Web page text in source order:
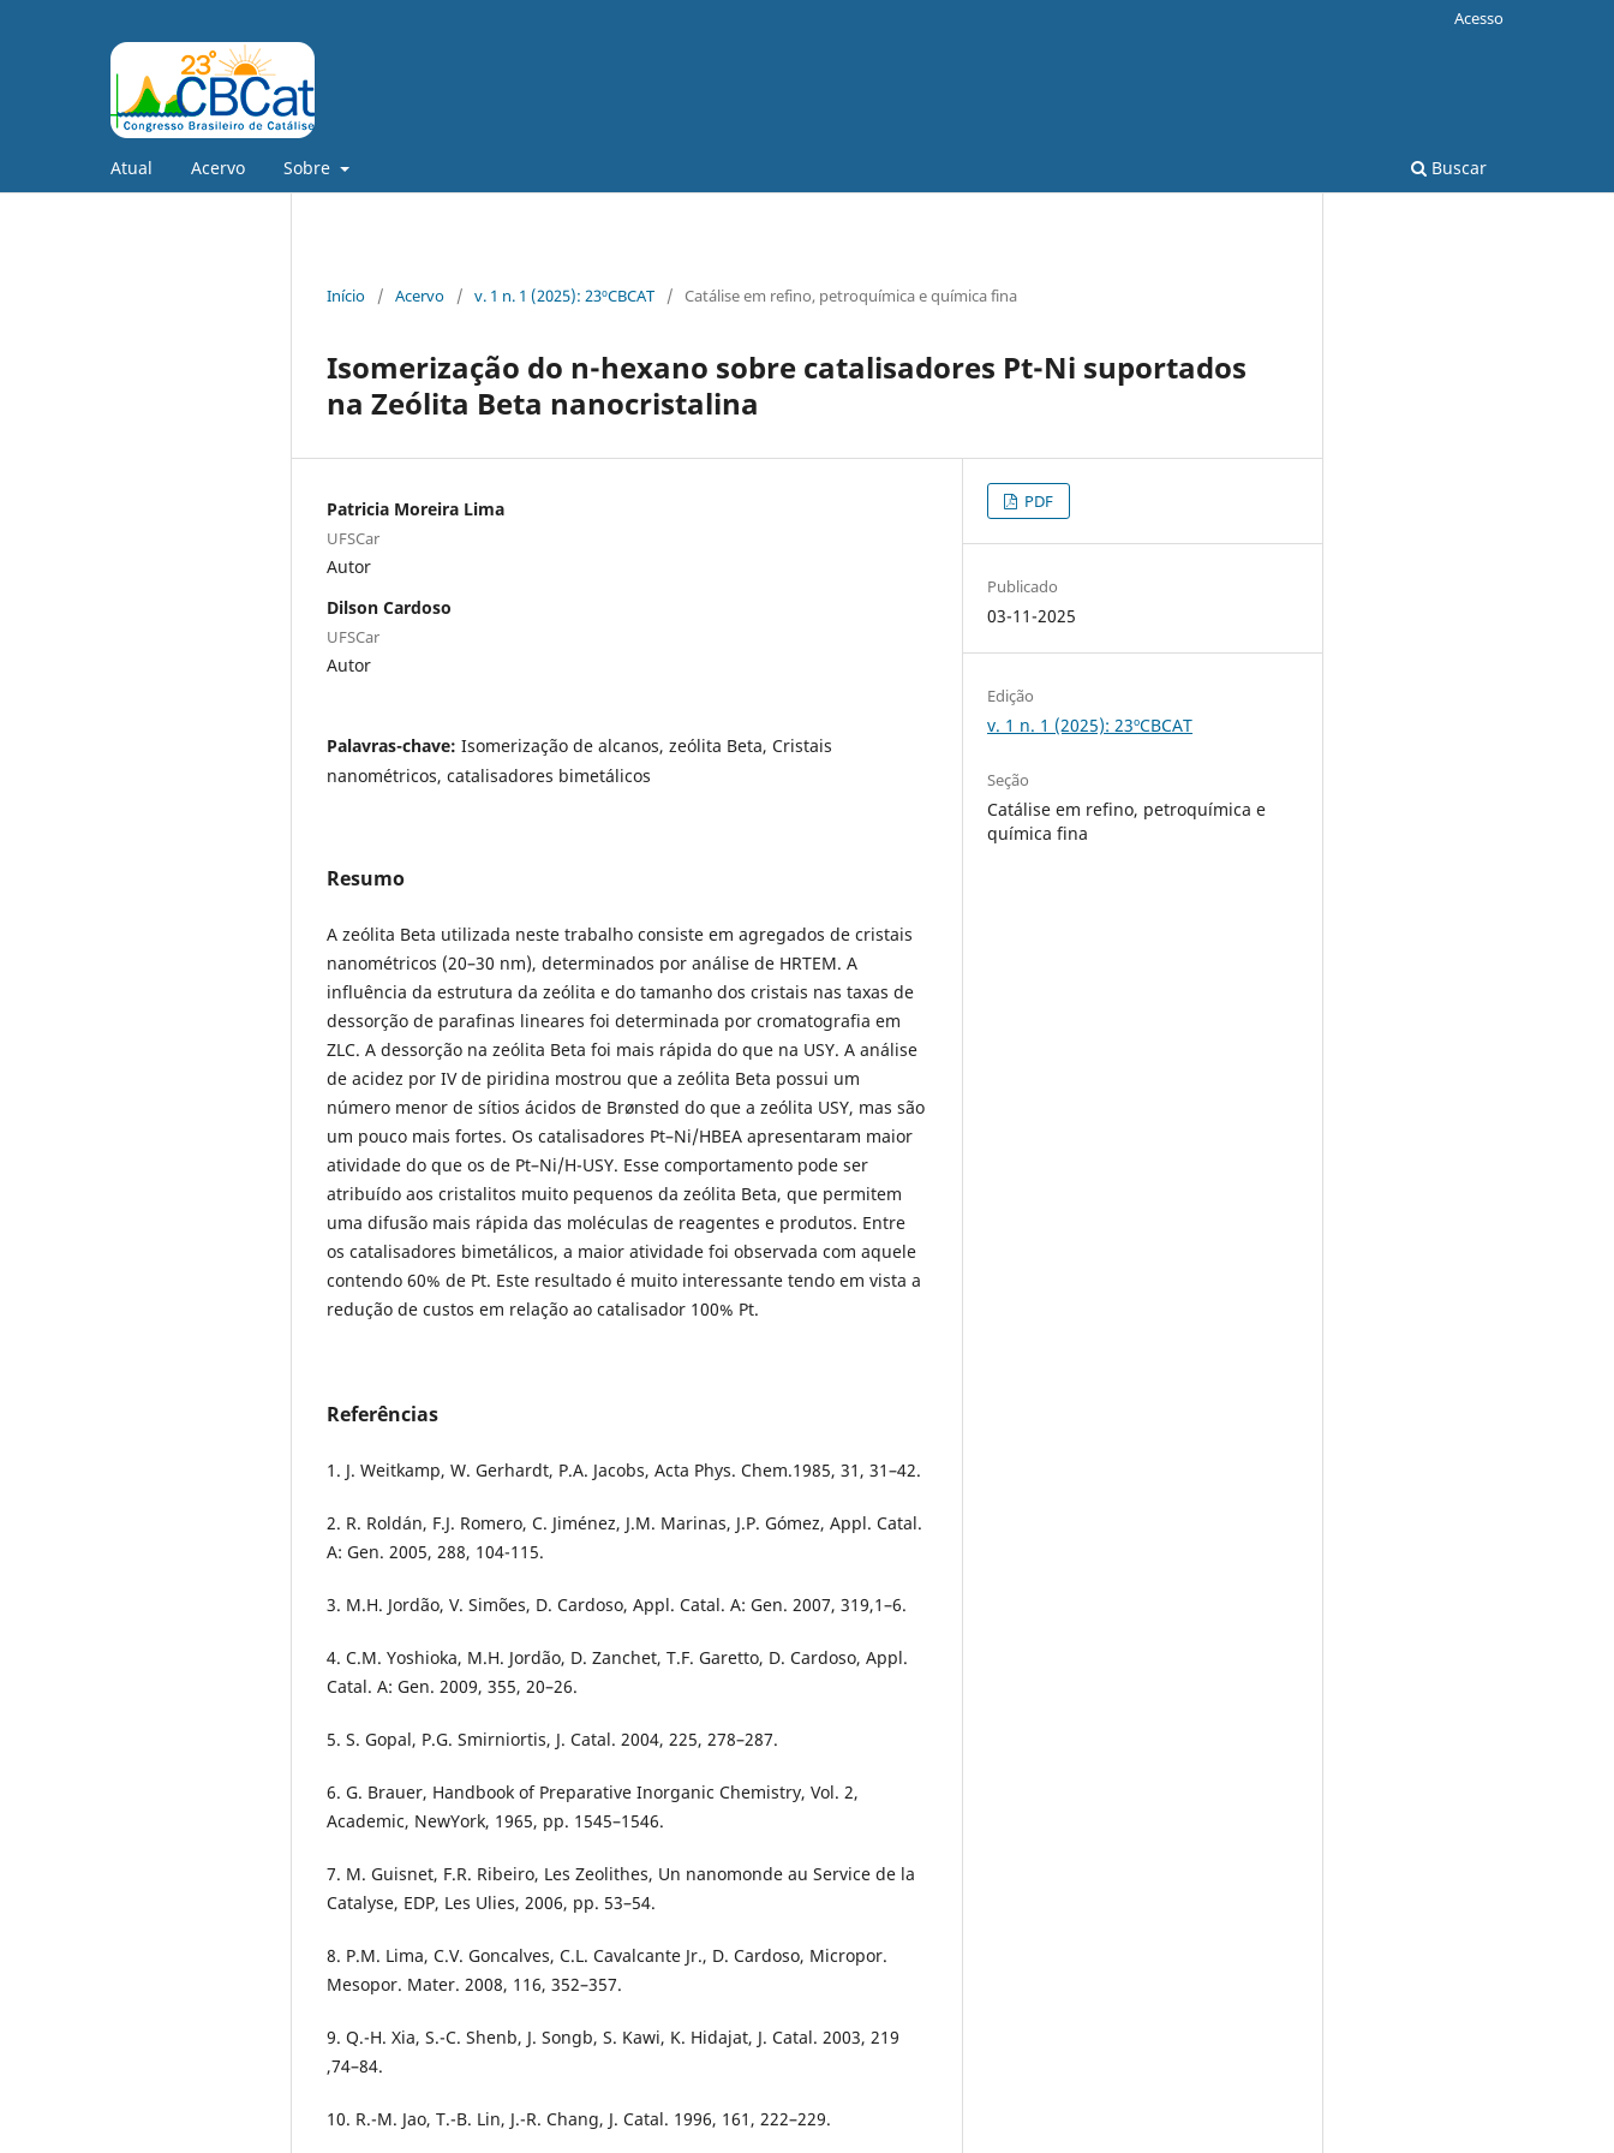
Atual Acervo Sobre Buscar
Acesso
Início / Acervo / v. 1 n. 1 (2025): 23ºCBCAT / Catálise em refino, petroquímica e química fina
Isomerização do n-hexano sobre catalisadores Pt-Ni suportados
na Zeólita Beta nanocristalina
Patricia Moreira Lima
UFSCar
Autor
Dilson Cardoso
UFSCar
Autor
Palavras-chave: Isomerização de alcanos, zeólita Beta, Cristais
nanométricos, catalisadores bimetálicos
Resumo
A zeólita Beta utilizada neste trabalho consiste em agregados de cristais
nanométricos (20–30 nm), determinados por análise de HRTEM. A
influência da estrutura da zeólita e do tamanho dos cristais nas taxas de
dessorção de parafinas lineares foi determinada por cromatografia em
ZLC. A dessorção na zeólita Beta foi mais rápida do que na USY. A análise
de acidez por IV de piridina mostrou que a zeólita Beta possui um
número menor de sítios ácidos de Brønsted do que a zeólita USY, mas são
um pouco mais fortes. Os catalisadores Pt–Ni/HBEA apresentaram maior
atividade do que os de Pt–Ni/H-USY. Esse comportamento pode ser
atribuído aos cristalitos muito pequenos da zeólita Beta, que permitem
uma difusão mais rápida das moléculas de reagentes e produtos. Entre
os catalisadores bimetálicos, a maior atividade foi observada com aquele
contendo 60% de Pt. Este resultado é muito interessante tendo em vista a
redução de custos em relação ao catalisador 100% Pt.
Referências
1. J. Weitkamp, W. Gerhardt, P.A. Jacobs, Acta Phys. Chem.1985, 31, 31–42.
2. R. Roldán, F.J. Romero, C. Jiménez, J.M. Marinas, J.P. Gómez, Appl. Catal.
A: Gen. 2005, 288, 104-115.
3. M.H. Jordão, V. Simões, D. Cardoso, Appl. Catal. A: Gen. 2007, 319,1–6.
4. C.M. Yoshioka, M.H. Jordão, D. Zanchet, T.F. Garetto, D. Cardoso, Appl.
Catal. A: Gen. 2009, 355, 20–26.
5. S. Gopal, P.G. Smirniortis, J. Catal. 2004, 225, 278–287.
6. G. Brauer, Handbook of Preparative Inorganic Chemistry, Vol. 2,
Academic, NewYork, 1965, pp. 1545–1546.
7. M. Guisnet, F.R. Ribeiro, Les Zeolithes, Un nanomonde au Service de la
Catalyse, EDP, Les Ulies, 2006, pp. 53–54.
8. P.M. Lima, C.V. Goncalves, C.L. Cavalcante Jr., D. Cardoso, Micropor.
Mesopor. Mater. 2008, 116, 352–357.
9. Q.-H. Xia, S.-C. Shenb, J. Songb, S. Kawi, K. Hidajat, J. Catal. 2003, 219
,74–84.
10. R.-M. Jao, T.-B. Lin, J.-R. Chang, J. Catal. 1996, 161, 222–229.
PDF
Publicado
03-11-2025
Edição
v. 1 n. 1 (2025): 23ºCBCAT
Seção
Catálise em refino, petroquímica e
química fina